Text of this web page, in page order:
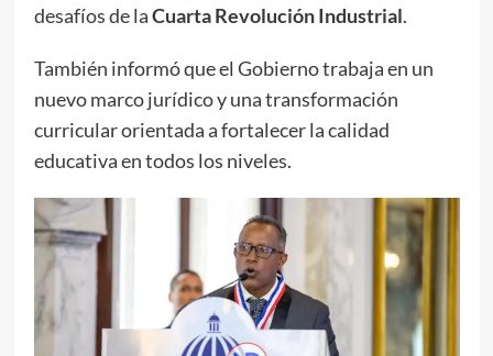
desafíos de laCuarta Revolución Industrial.
También informó que el Gobierno trabaja en un
nuevo marco jurídico y una transformación
curricular orientada a fortalecer la calidad
educativa en todos los niveles.